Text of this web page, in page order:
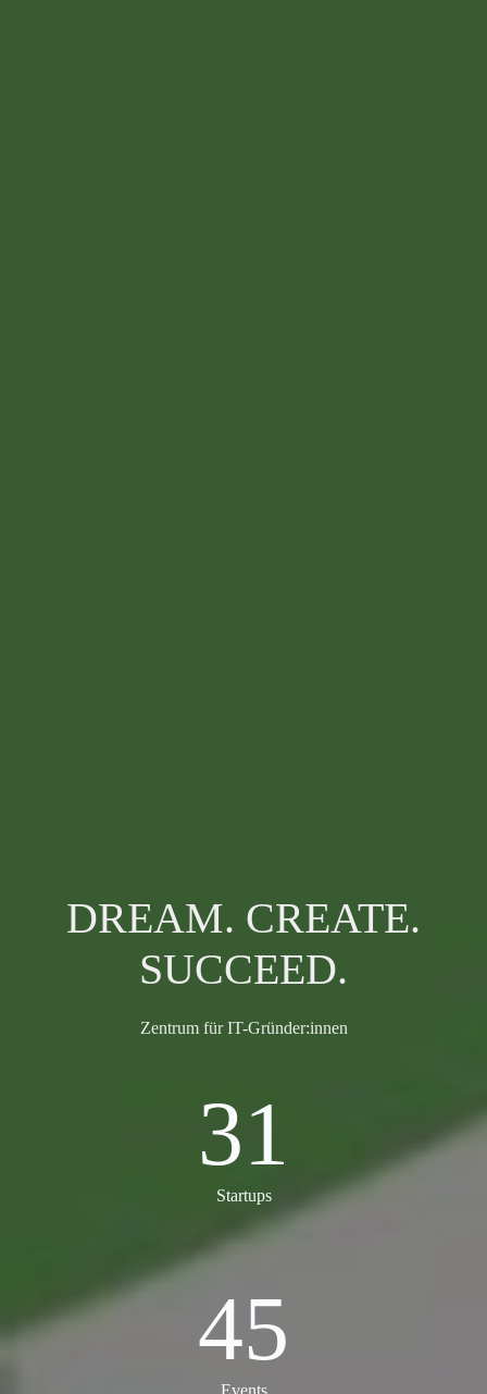
DREAM. CREATE.
SUCCEED.
Zentrum für IT-Gründer:innen
31
Startups
45
Events